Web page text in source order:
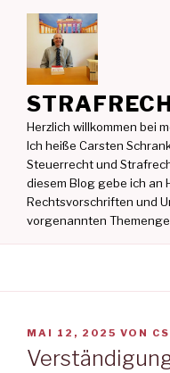
springen
Herzlich willkommen bei
Ich heiße Carsten
Steuerrecht und
diesem Blog gebe ich an
Rechtsvorschriften und
vorgenannten
VERÖFFENTLICHT
AM
MAI 12, 2025 VON